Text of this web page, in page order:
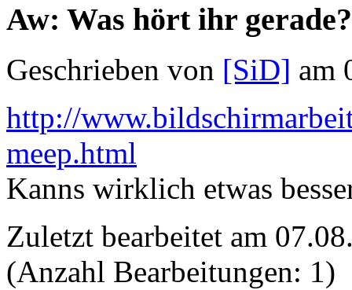
Aw: Was hört ihr gerade?
Geschrieben von [SiD] am
http://
meep.html
Kanns wirklich etwas
Zuletzt bearbeitet am
(Anzahl Bearbeitungen: 1)